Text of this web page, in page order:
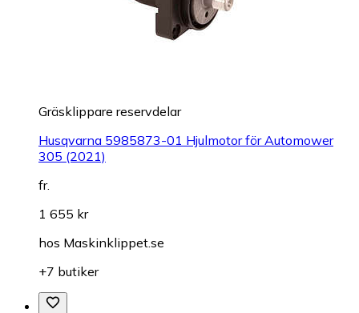
Gräsklippare reservdelar
Husqvarna 5985873-01 Hjulmotor för Automower
305 (2021)
fr.
1 655 kr
hos Maskinklippet.se
+7 butiker